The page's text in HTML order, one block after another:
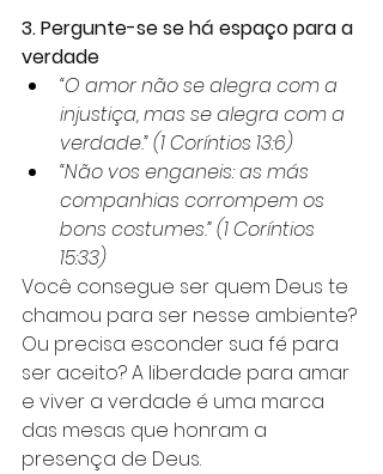
3. Pergunte-se se há espaço para a
verdade
“O amor não se alegra com a
injustiça, mas se alegra com a
verdade.” (1 Coríntios 13:6)
“Não vos enganeis: as más
companhias corrompem os
bons costumes.” (1 Coríntios
15:33)
Você consegue ser quem Deus te
chamou para ser nesse ambiente?
Ou precisa esconder sua fé para
ser aceito? A liberdade para amar
e viver a verdade é uma marca
das mesas que honram a
presença de Deus.